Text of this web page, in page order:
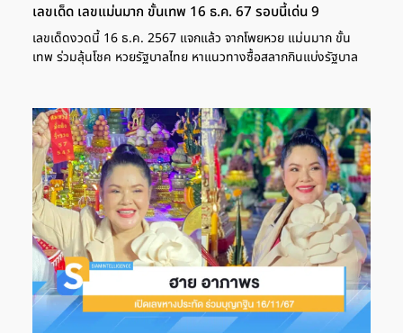
เลขเด็ด เลขแม่นมาก ขั้นเทพ 16 ธ.ค. 67 รอบนี้เด่น 9
เลขเด็ดงวดนี้ 16 ธ.ค. 2567 แจกแล้ว จากโพยหวย แม่นมาก ขั้น
เทพ ร่วมลุ้นโชค หวยรัฐบาลไทย หาแนวทางซื้อสลากกินแบ่งรัฐบาล